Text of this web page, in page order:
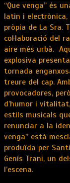
“Que venga” és
latin i electrònica,
pròpia de La Sra.
col·laboració del
aire més urbà.
explosiva
tornada
treure del cap.
provocadores,
d’humor i
estils musicals
renunciar a la
venga” està
produïda per
Genís Trani, un
l’escena.